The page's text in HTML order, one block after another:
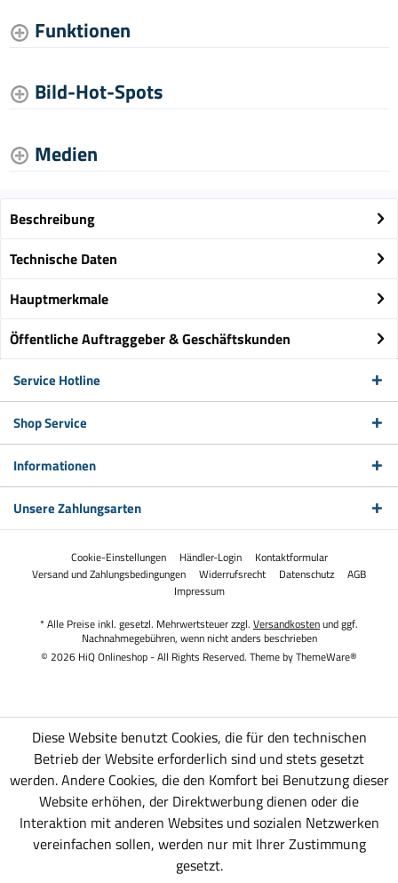
Funktionen
Bild-Hot-Spots
Medien
Beschreibung
Technische Daten
Hauptmerkmale
Öffentliche Auftraggeber & Geschäftskunden
Service Hotline
Shop Service
Informationen
Unsere Zahlungsarten
Cookie-Einstellungen Händler-Login
Kontaktformular
Versand und Zahlungsbedingungen
Widerrufsrecht Datenschutz
AGB
Impressum
* Alle Preise inkl. gesetzl. Mehrwertsteuer zzgl. Versandkostenund ggf.
Nachnahmegebühren, wenn nicht anders beschrieben
© 2026 HiQ Onlineshop - All Rights Reserved. Theme byThemeWare®
Diese Website benutzt Cookies, die für den technischen
Betrieb der Website erforderlich sind und stets gesetzt
werden. Andere Cookies, die den Komfort bei Benutzung dieser
Website erhöhen, der Direktwerbung dienen oder die
Interaktion mit anderen Websites und sozialen Netzwerken
vereinfachen sollen, werden nur mit Ihrer Zustimmung
gesetzt.